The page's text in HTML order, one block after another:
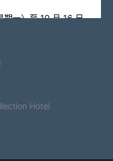
期一）至 10 月 16 日
後恢復開放使用。
enjoyable stay
facilities will be
closed all day
16 (Friday),
Hotel